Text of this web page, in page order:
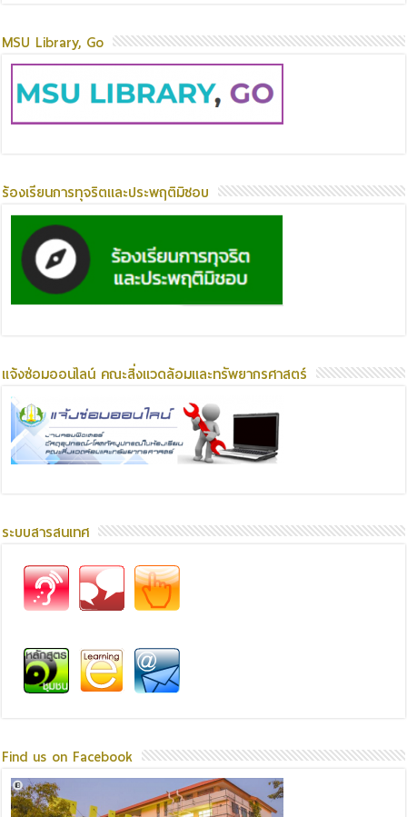
MSU Library, Go
ร้องเรียนการทุจริตและประพฤติมิชอบ
แจ้งซ่อมออนไลน์ คณะสิ่งแวดล้อมและทรัพยากรศาสตร์
ระบบสารสนเทศ
Find us on Facebook